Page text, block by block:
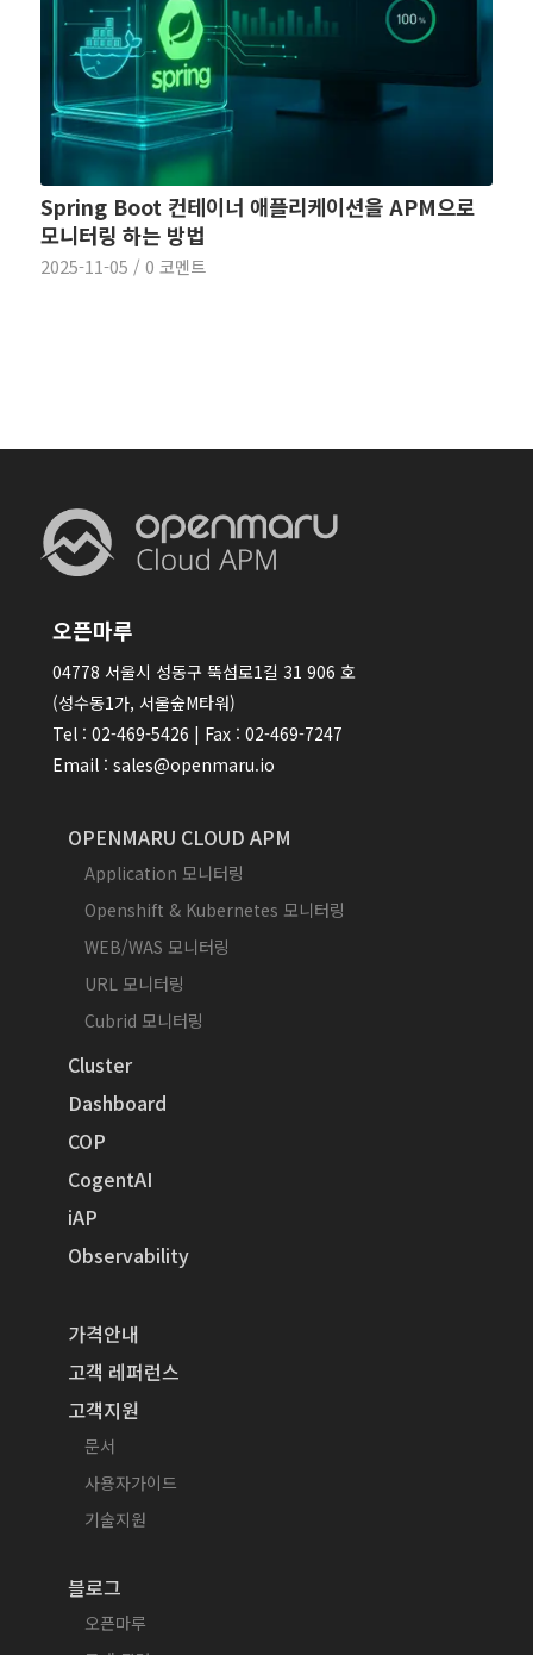
Spring Boot 컨테이너 애플리케이션을 APM으로
모니터링 하는 방법
2025-11-05 / 0 코멘트
오픈마루
04778 서울시 성동구 뚝섬로1길 31 906 호
(성수동1가, 서울숲M타워)
Tel : 02-469-5426 | Fax : 02-469-7247
Email : sales@openmaru.io
OPENMARU CLOUD APM
Application 모니터링
Openshift & Kubernetes 모니터링
WEB/WAS 모니터링
URL 모니터링
Cubrid 모니터링
Cluster
Dashboard
COP
CogentAI
iAP
Observability
가격안내
고객 레퍼런스
고객지원
문서
사용자가이드
기술지원
블로그
오픈마루